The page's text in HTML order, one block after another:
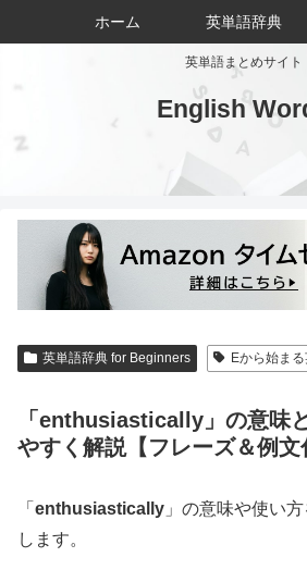
英単語まとめサイト
English
ホーム 英単語辞典
英単語辞典 for Beginners Eから始ま
「enthusiastically」の意味
やすく解説【フレーズ＆例文
「 enthusiastically 」の意味や使い
します。